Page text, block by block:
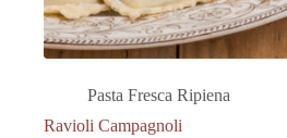
Pasta Fresca Ripiena
Ravioli Campagnoli